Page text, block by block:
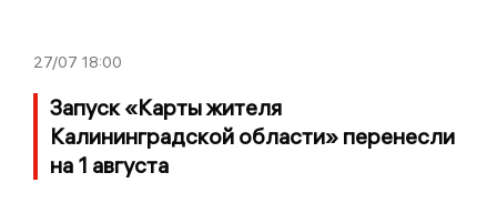
27/07 18:00
Запуск «Карты жителя
Калининградской области» перенесли
на 1 августа